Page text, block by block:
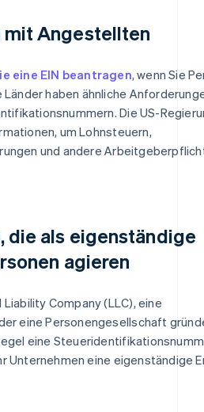
mit Angestellten
eine EIN beantragen, wenn Sie
haben ähnliche
Die US-
um Lohnsteuern,
und andere
die als eigenständige
agieren
Company (LLC), eine
eine Personengesellschaft
eine
Unternehmen eine eigenständige